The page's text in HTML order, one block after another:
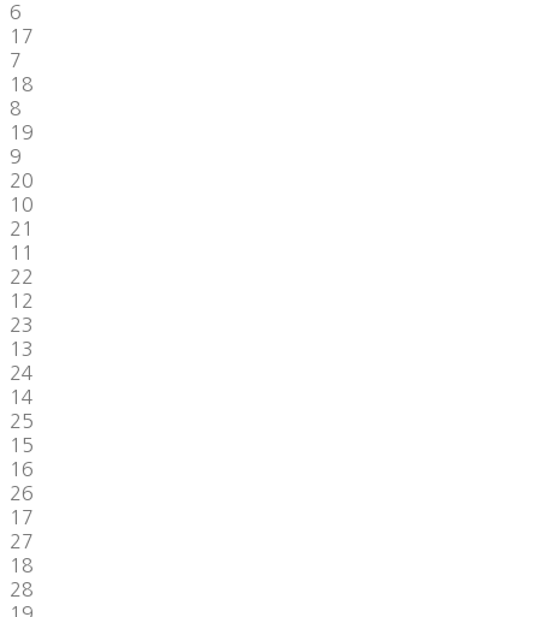
6
17
7
18
8
19
9
20
10
21
11
22
12
23
13
24
14
25
15
16
26
17
27
18
28